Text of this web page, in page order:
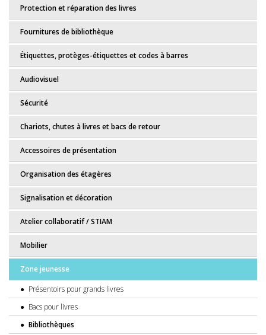
Protection et réparation des livres
Fournitures de bibliothèque
Étiquettes, protèges-étiquettes et codes à barres
Audiovisuel
Sécurité
Chariots, chutes à livres et bacs de retour
Accessoires de présentation
Organisation des étagères
Signalisation et décoration
Atelier collaboratif / STIAM
Mobilier
Zone jeunesse
Présentoirs pour grands livres
Bacs pour livres
Bibliothèques